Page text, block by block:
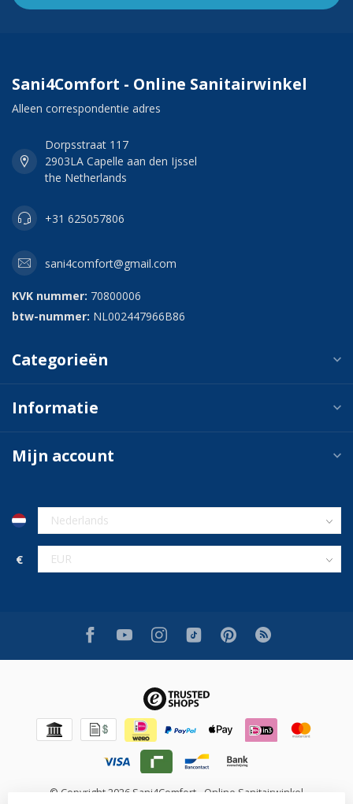
Sani4Comfort - Online Sanitairwinkel
Alleen correspondentie adres
Dorpsstraat 117
2903LA Capelle aan den Ijssel
the Netherlands
+31 625057806
sani4comfort@gmail.com
KVK nummer: 70800006
btw-nummer: NL002447966B86
Categorieën
Informatie
Mijn account
€
© Copyright 2026 Sani4Comfort - Online Sanitairwinkel